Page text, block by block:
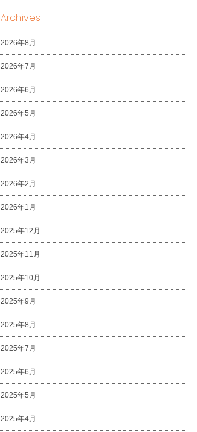
Archives
2026年8月
2026年7月
2026年6月
2026年5月
2026年4月
2026年3月
2026年2月
2026年1月
2025年12月
2025年11月
2025年10月
2025年9月
2025年8月
2025年7月
2025年6月
2025年5月
2025年4月